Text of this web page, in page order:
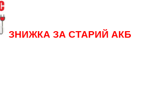
ЗНИЖКА ЗА СТАРИЙ АКБ